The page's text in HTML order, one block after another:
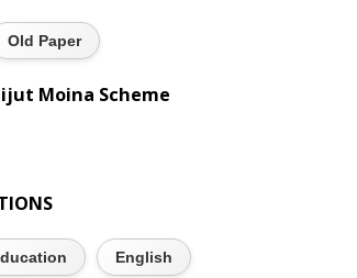
Old Paper
Moina Scheme
English